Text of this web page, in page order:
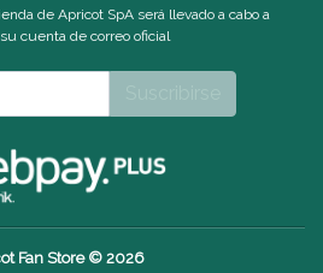
de Apricot SpA será llevado a cabo a
cuenta de correo oficial
Fan Store © 2026